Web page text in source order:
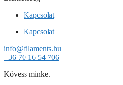
Kapcsolat
Kapcsolat
info@filaments.hu
+36 70 16 54 706
Kövess minket